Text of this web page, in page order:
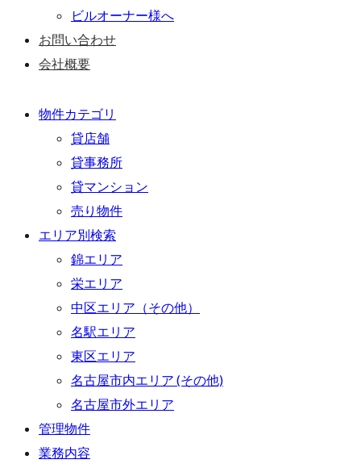
account,
Password
ビルオーナー様へ
お問い合わせ
会社概要
物件カテゴリ
貸店舗
貸事務所
貸マンション
売り物件
エリア別検索
錦エリア
栄エリア
中区エリア（その他）
名駅エリア
東区エリア
名古屋市内エリア (その他)
名古屋市外エリア
管理物件
業務内容